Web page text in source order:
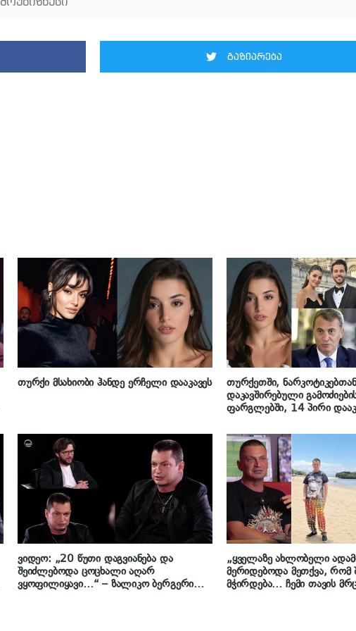
გაზიარება
თურქი მსახიობი ჰანდე ერჩელი დააკავეს
თურქეთში, ნარკოტიკებთან
დაკავშირებული
ფარგლებში, 14 პირი
დაკავების ორდერი
ვიდეო: „20 წუთი დაგვიანება და
შეიძლებოდა ცოცხალი აღარ
ვყოფილიყავი…“ – ზალიკო ბერგერი
„ყველაზე ახლობელი
მერიდებოდა მეთქვა, რომ
მჭირდება… ჩემი თავის